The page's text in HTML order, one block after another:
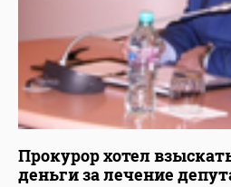
Прокурор хотел
деньги за лечение